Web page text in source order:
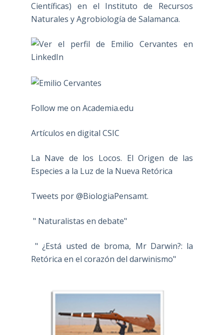
Científicas) en el Instituto de Recursos
Naturales y Agrobiología de Salamanca.
Follow me on Academia.edu
Artículos en digital CSIC
La Nave de los Locos. El Origen de las
Especies a la Luz de la Nueva Retórica
Tweets por @BiologiaPensamt.
" Naturalistas en debate"
" ¿Está usted de broma, Mr Darwin?: la
Retórica en el corazón del darwinismo"